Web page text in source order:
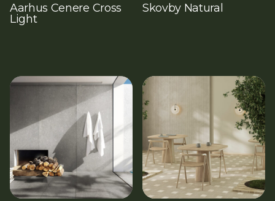
Aarhus Cenere Cross
Light
Skovby Natural